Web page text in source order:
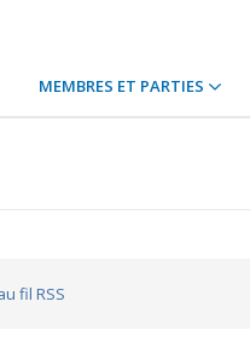
MEMBRES ET PARTIES
fil RSS